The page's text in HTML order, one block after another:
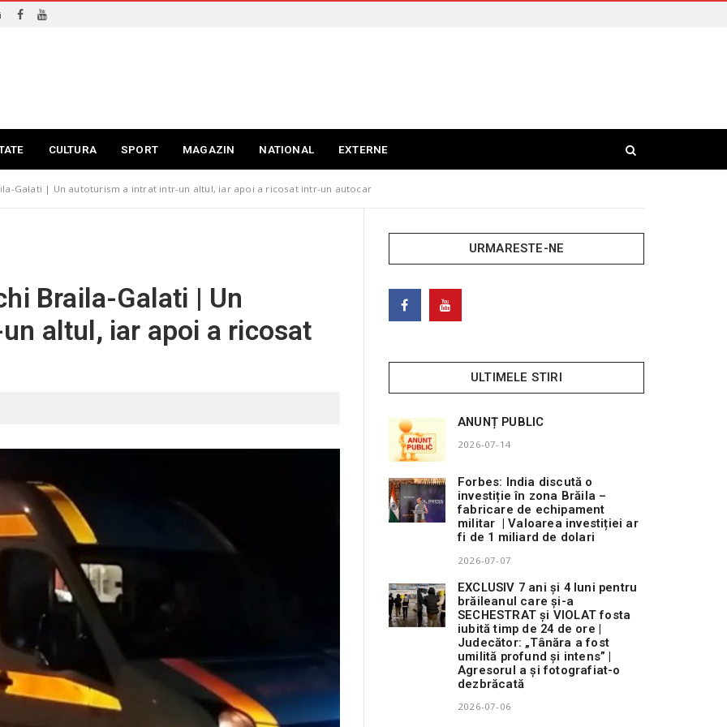
CULTURA SPORT MAGAZIN NATIONAL EXTERNE
Galati | Un autoturism a intrat intr-un altul, iar apoi a ricosat intr-un autocar
Braila-Galati | Un
altul, iar apoi a ricosat
URMARESTE-NE
ULTIMELE STIRI
ANUNȚ PUBLIC
2026-07-14
Forbes: India discută o
investiție în zona Brăila –
fabricare de echipament
militar | Valoarea investiției ar
fi de 1 miliard de dolari
2026-07-07
EXCLUSIV 7 ani și 4 luni pentru
brăileanul care și-a
SECHESTRAT și VIOLAT fosta
iubită timp de 24 de ore |
Judecător: „Tânăra a fost
umilită profund și intens” |
Agresorul a și fotografiat-o
dezbrăcată
2026-07-06